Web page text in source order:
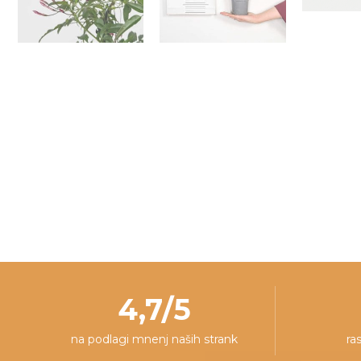
4,7/5
na podlagi mnenj naših strank